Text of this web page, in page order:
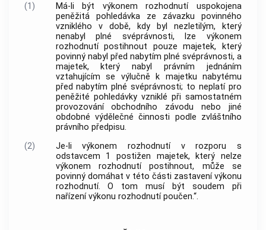
(1)
Má-li být výkonem rozhodnutí uspokojena
peněžitá pohledávka ze závazku povinného
vzniklého v době, kdy byl nezletilým, který
nenabyl plné svéprávnosti, lze výkonem
rozhodnutí postihnout pouze majetek, který
povinný nabyl před nabytím plné svéprávnosti, a
majetek, který nabyl právním jednáním
vztahujícím se výlučně k majetku nabytému
před nabytím plné svéprávnosti; to neplatí pro
peněžité pohledávky vzniklé při samostatném
provozování obchodního závodu nebo jiné
obdobné výdělečné činnosti podle zvláštního
právního předpisu.
(2)
Je-li výkonem rozhodnutí v rozporu s
odstavcem 1 postižen majetek, který nelze
výkonem rozhodnutí postihnout, může se
povinný domáhat v této části zastavení výkonu
rozhodnutí. O tom musí být soudem při
nařízení výkonu rozhodnutí poučen.“.